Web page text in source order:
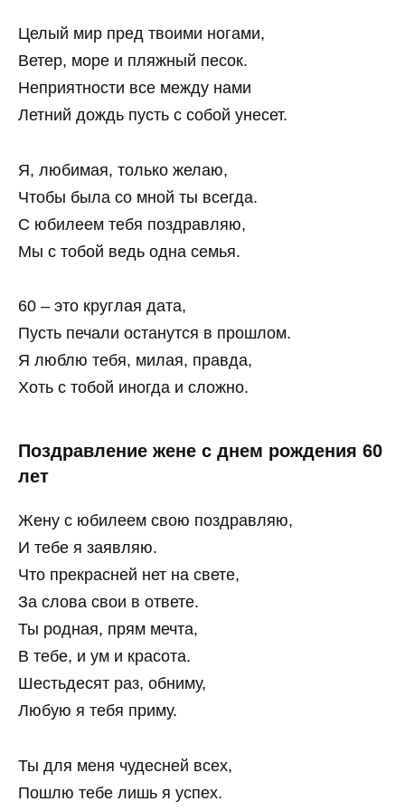
Целый мир пред твоими ногами,
Ветер, море и пляжный песок.
Неприятности все между нами
Летний дождь пусть с собой унесет.
Я, любимая, только желаю,
Чтобы была со мной ты всегда.
С юбилеем тебя поздравляю,
Мы с тобой ведь одна семья.
60 – это круглая дата,
Пусть печали останутся в прошлом.
Я люблю тебя, милая, правда,
Хоть с тобой иногда и сложно.
Поздравление жене с днем рождения 60
лет
Жену с юбилеем свою поздравляю,
И тебе я заявляю.
Что прекрасней нет на свете,
За слова свои в ответе.
Ты родная, прям мечта,
В тебе, и ум и красота.
Шестьдесят раз, обниму,
Любую я тебя приму.
Ты для меня чудесней всех,
Пошлю тебе лишь я успех.